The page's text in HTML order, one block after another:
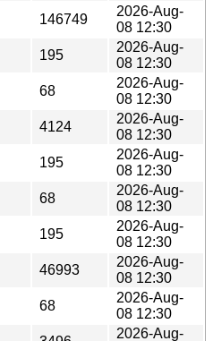
146749
2026-Aug-
08 12:30
195
2026-Aug-
08 12:30
68
2026-Aug-
08 12:30
4124
2026-Aug-
08 12:30
195
2026-Aug-
08 12:30
68
2026-Aug-
08 12:30
195
2026-Aug-
08 12:30
46993
2026-Aug-
08 12:30
68
2026-Aug-
08 12:30
2026-Aug-